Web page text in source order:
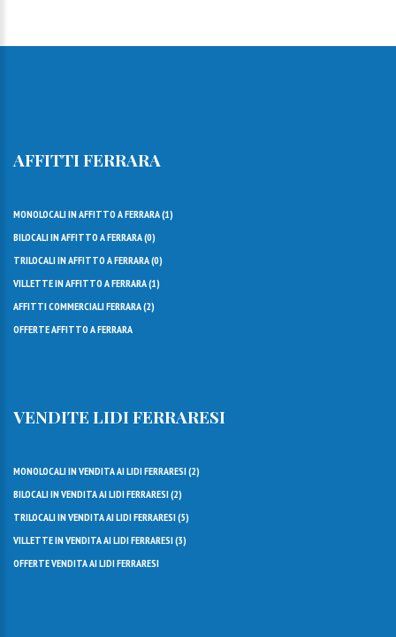
AFFITTI FERRARA
MONOLOCALI IN AFFITTO A FERRARA (1)
BILOCALI IN AFFITTO A FERRARA (0)
TRILOCALI IN AFFITTO A FERRARA (0)
VILLETTE IN AFFITTO A FERRARA (1)
AFFITTI COMMERCIALI FERRARA (2)
OFFERTE AFFITTO A FERRARA
VENDITE LIDI FERRARESI
MONOLOCALI IN VENDITA AI LIDI FERRARESI (2)
BILOCALI IN VENDITA AI LIDI FERRARESI (2)
TRILOCALI IN VENDITA AI LIDI FERRARESI (5)
VILLETTE IN VENDITA AI LIDI FERRARESI (3)
OFFERTE VENDITA AI LIDI FERRARESI